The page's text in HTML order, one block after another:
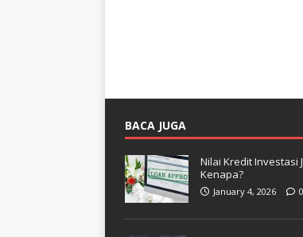
BACA JUGA
Nilai Kredit Investasi
Kenapa?
January 4, 2026 0